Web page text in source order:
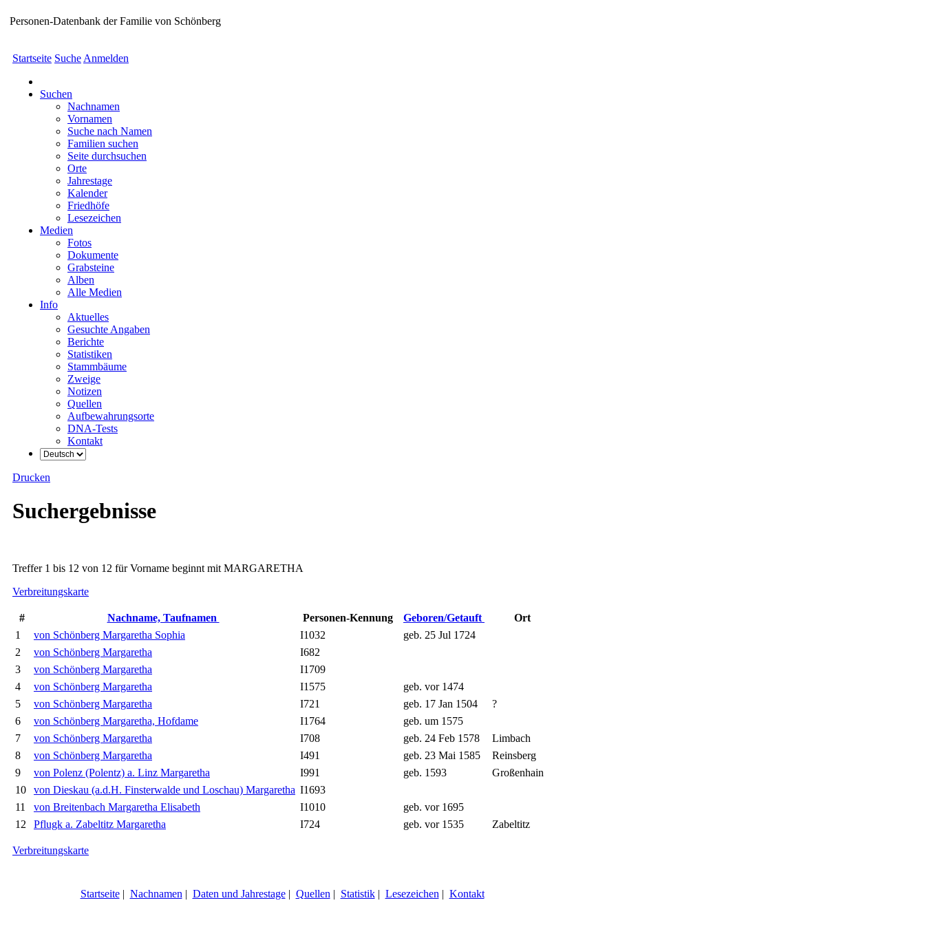
Personen-Datenbank der Familie von Schönberg
Startseite Suche Anmelden
Suchen
Nachnamen
Vornamen
Suche nach Namen
Familien suchen
Seite durchsuchen
Orte
Jahrestage
Kalender
Friedhöfe
Lesezeichen
Medien
Fotos
Dokumente
Grabsteine
Alben
Alle Medien
Info
Aktuelles
Gesuchte Angaben
Berichte
Statistiken
Stammbäume
Zweige
Notizen
Quellen
Aufbewahrungsorte
DNA-Tests
Kontakt
Drucken
Suchergebnisse
Treffer 1 bis 12 von 12 für Vorname beginnt mit MARGARETHA
Verbreitungskarte
# Nachname, Taufnamen Personen-Kennung Geboren/Getauft
Ort
1
von Schönberg Margaretha Sophia I1032
geb. 25 Jul 1724
2
von Schönberg Margaretha
I682
3
von Schönberg Margaretha
I1709
4
von Schönberg Margaretha I1575
geb. vor 1474
5
von Schönberg Margaretha I721 geb. 17 Jan 1504
?
6
von Schönberg Margaretha, Hofdame I1764
geb. um 1575
7
von Schönberg Margaretha I708 geb. 24 Feb 1578
Limbach
8
von Schönberg Margaretha I491 geb. 23 Mai 1585
Reinsberg
9
von Polenz (Polentz) a. Linz Margaretha I991 geb. 1593
Großenhain
10
von Dieskau (a.d.H. Finsterwalde und Loschau) Margaretha I1693
11
von Breitenbach Margaretha Elisabeth I1010
geb. vor 1695
12
Pflugk a. Zabeltitz Margaretha I724 geb. vor 1535 Zabeltitz
Verbreitungskarte
Startseite| Nachnamen | Daten und Jahrestage| Quellen | Statistik| Lesezeichen | Kontakt